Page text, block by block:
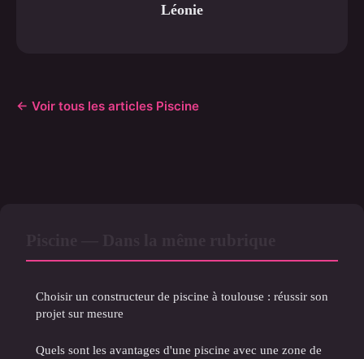
Léonie
← Voir tous les articles Piscine
Choisir un constructeur de piscine à toulouse : réussir son
projet sur mesure
Quels sont les avantages d'une piscine avec une zone de